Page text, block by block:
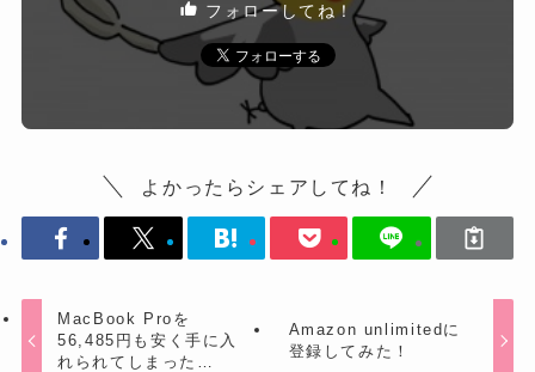
フォローしてね！
よかったらシェアしてね！
MacBook Proを
56,485円も安く手に入
れられてしまった…
Amazon unlimitedに
登録してみた！